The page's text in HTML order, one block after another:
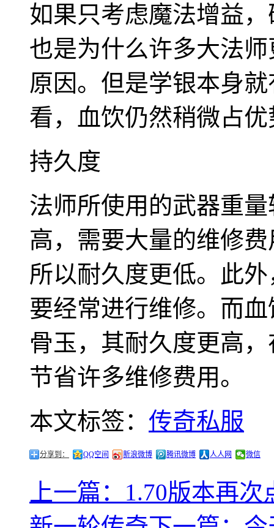
如果只考虑魔法增益
也是为什么许多大法
原因。但是学银本身
看，血饮仍然稍微占优
持久度
法师所使用的武器重
高，需要大量的维修
所以耐久度更低。此
要经常进行维修。而
骨玉，其耐久度更高
节省许多维修费用。
本文标签： 传奇私服
分享到： QQ空间 新浪微博 腾讯微博 人人网 微信
上一篇：1.70版本再